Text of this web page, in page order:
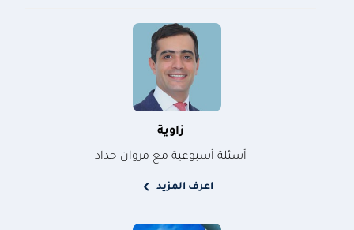
زاوية
أسئلة أسبوعية مع مروان حداد
اعرف المزيد